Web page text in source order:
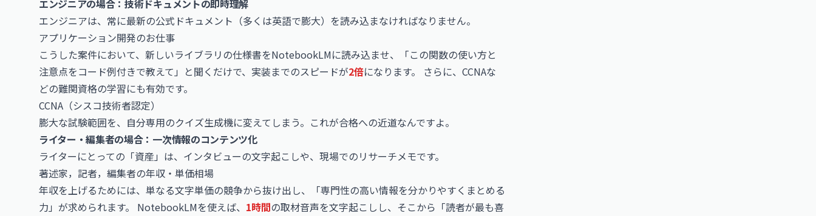
エンジニアの場合：技術ドキュメントの即時理解
エンジニアは、常に最新の公式ドキュメント（多くは英語で膨大）を読み込まなければなりません。
アプリケーション開発のお仕事
こうした案件において、新しいライブラリの仕様書をNotebookLMに読み込ませ、「この関数の使い方と
注意点をコード例付きで教えて」と聞くだけで、実装までのスピードが2倍になります。 さらに、CCNAな
どの難関資格の学習にも有効です。
CCNA（シスコ技術者認定）
膨大な試験範囲を、自分専用のクイズ生成機に変えてしまう。これが合格への近道なんですよ。
ライター・編集者の場合：一次情報のコンテンツ化
ライターにとっての「資産」は、インタビューの文字起こしや、現場でのリサーチメモです。
著述家，記者，編集者の年収・単価相場
年収を上げるためには、単なる文字単価の競争から抜け出し、「専門性の高い情報を分かりやすくまとめる
力」が求められます。 NotebookLMを使えば、 1時間の取材音声を文字起こしし、そこから「読者が最も喜